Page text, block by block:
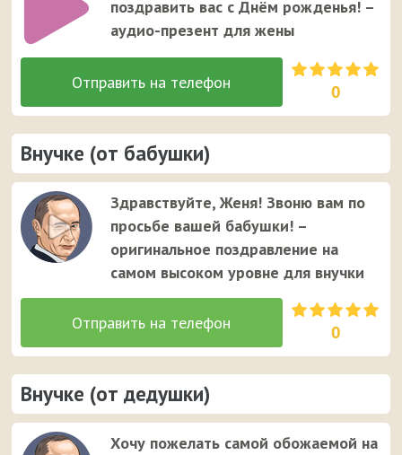
поздравить вас с Днём рожденья! –
аудио-презент для жены
0
Внучке (от бабушки)
Здравствуйте, Женя! Звоню вам по
просьбе вашей бабушки! –
оригинальное поздравление на
самом высоком уровне для внучки
0
Внучке (от дедушки)
Хочу пожелать самой обожаемой на